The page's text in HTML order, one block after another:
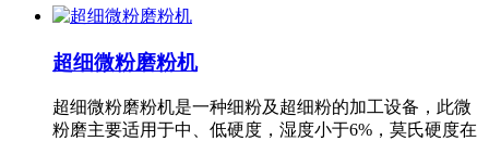
超细微粉磨粉机
超细微粉磨粉机是一种细粉及超细粉的加工设备，此微
粉磨主要适用于中、低硬度，湿度小于6%，莫氏硬度在